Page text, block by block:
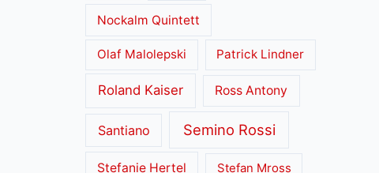
Nockalm Quintett
Olaf Malolepski Patrick Lindner
Roland Kaiser Ross Antony
Santiano Semino Rossi
Stefanie Hertel Stefan Mross